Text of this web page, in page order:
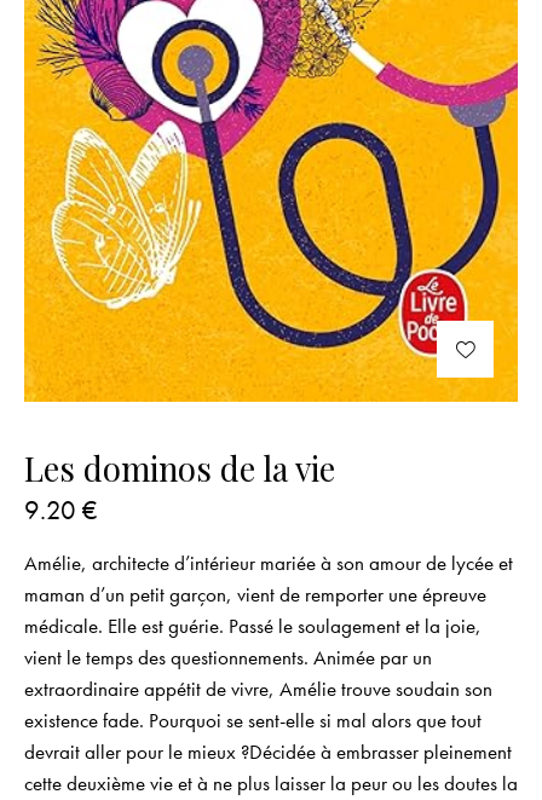
Les dominos de la vie
9.20 €
Amélie, architecte d’intérieur mariée à son amour de lycée et
maman d’un petit garçon, vient de remporter une épreuve
médicale. Elle est guérie. Passé le soulagement et la joie,
vient le temps des questionnements. Animée par un
extraordinaire appétit de vivre, Amélie trouve soudain son
existence fade. Pourquoi se sent-elle si mal alors que tout
devrait aller pour le mieux ?Décidée à embrasser pleinement
cette deuxième vie et à ne plus laisser la peur ou les doutes la